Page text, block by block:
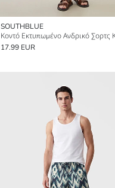
SOUTHBLUE
17.99 EUR